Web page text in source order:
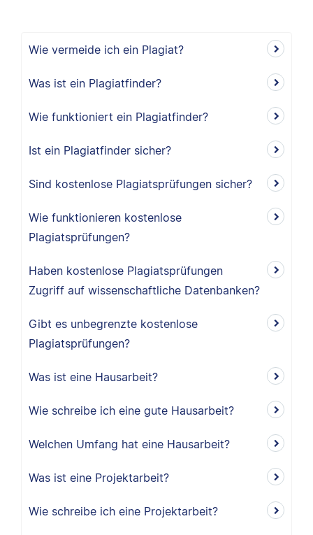
Wie vermeide ich ein Plagiat?
Was ist ein Plagiatfinder?
Wie funktioniert ein Plagiatfinder?
Ist ein Plagiatfinder sicher?
Sind kostenlose Plagiatsprüfungen sicher?
Wie funktionieren kostenlose
Plagiatsprüfungen?
Haben kostenlose Plagiatsprüfungen
Zugriff auf wissenschaftliche Datenbanken?
Gibt es unbegrenzte kostenlose
Plagiatsprüfungen?
Was ist eine Hausarbeit?
Wie schreibe ich eine gute Hausarbeit?
Welchen Umfang hat eine Hausarbeit?
Was ist eine Projektarbeit?
Wie schreibe ich eine Projektarbeit?